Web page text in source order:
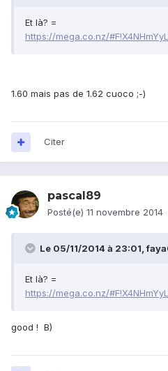
Et là? =
https://mega.co.nz/
1.60 mais pas de 1.62 cuoco ;-)
Citer
pascal89
Posté(e) 11 novembre 2014
Le 05/11/2014 à 23:01,
Et là? =
https://mega.co.nz/
good ! B)